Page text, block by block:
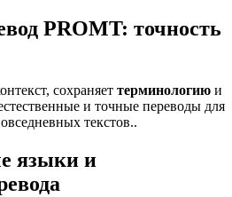
PROMT: точность
сохраняет терминологию и
и точные переводы для
текстов..
языки и